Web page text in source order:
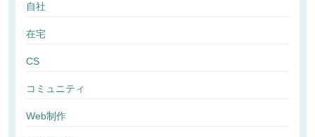
自社
在宅
CS
コミュニティ
Web制作